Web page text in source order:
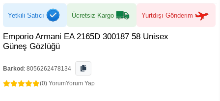
Yetkili Satıcı Ücretsiz Kargo Yurtdışı Gönderim
Emporio Armani EA 2165D 300187 58 Unisex
Güneş Gözlüğü
Barkod : 8056262478134
(0) YorumYorum Yap